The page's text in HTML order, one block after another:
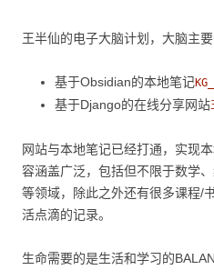
王半仙的电子大脑计划，大脑主
基于Obsidian的本地笔记
基于Django的在线分享网站
网站与本地笔记已经打通，实现
容涵盖广泛，包括但不限于数学
等领域，除此之外还有很多课程/
活点滴的记录。
生命需要的是生活和学习的